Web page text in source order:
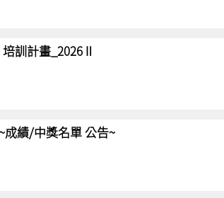
訓計畫_2026Ⅱ
成績/中獎名單 公告~